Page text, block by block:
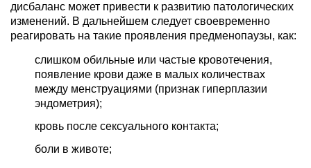
дисбаланс может привести к развитию патологических
изменений. В дальнейшем следует своевременно
реагировать на такие проявления предменопаузы, как:
слишком обильные или частые кровотечения,
появление крови даже в малых количествах
между менструациями (признак гиперплазии
эндометрия);
кровь после сексуального контакта;
боли в животе;